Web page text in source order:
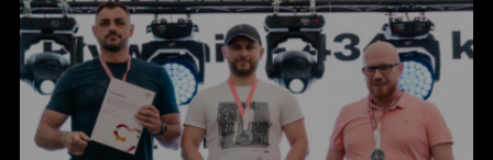
KONTAKT
E-LELLEK